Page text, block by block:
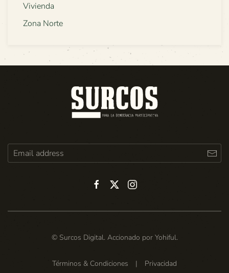
Vivienda
Zona Norte
© Surcos Digital. Accionado por Yohiful.
Términos & Condiciones | Privacidad